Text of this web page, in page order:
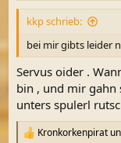
kkp schrieb:
bei mir gibts leider
Servus oider .
bin , und mir gahn
unters spulerl
R Kronkorkenpirat